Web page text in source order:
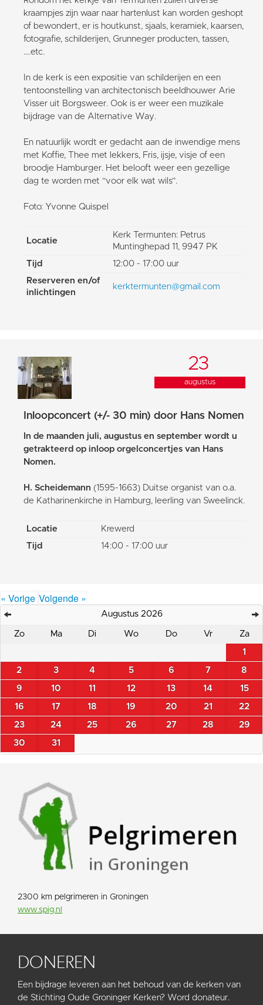
kraampjes zijn waar naar hartenlust kan worden geshopt
of bewondert, er is houtkunst, sjaals, keramiek, kaarsen,
fotografie, schilderijen, Grunneger producten, tassen,
….etc.
In de kerk is een expositie van schilderijen en een
tentoonstelling van architectonisch beeldhouwer Arie
Visser uit Borgsweer. Ook is er weer een muzikale
bijdrage van de Alternative Way.
En natuurlijk wordt er gedacht aan de inwendige mens
met Koffie, Thee met lekkers, Fris, ijsje, visje of een
broodje Hamburger. Het belooft weer een gezellige
dag te worden met “voor elk wat wils”.
Foto: Yvonne Quispel
Locatie
Kerk Termunten: Petrus
Muntinghepad 11, 9947 PK
Tijd
12:00 - 17:00 uur
Reserveren en/of
inlichtingen
kerktermunten@gmail.com
23
augustus
Inloopconcert (+/- 30 min) door Hans Nomen
In de maanden juli, augustus en september wordt u
getrakteerd op inloop orgelconcertjes van Hans
Nomen.
H. Scheidemann (1595-1663) Duitse organist van o.a.
de Katharinenkirche in Hamburg, leerling van Sweelinck.
Locatie
Krewerd
Tijd
14:00 - 17:00 uur
« Vorige Volgende »
Augustus 2026
Zo Ma Di Wo Do Vr Za
1
2 3 4 5 6 7 8
9 10 11 12 13 14 15
16 17 18 19 20 21 22
23 24 25 26 27 28 29
30 31
2300 km pelgrimeren in Groningen
www.spig.nl
DONEREN
Een bijdrage leveren aan het behoud van de kerken van
de Stichting Oude Groninger Kerken? Word donateur.